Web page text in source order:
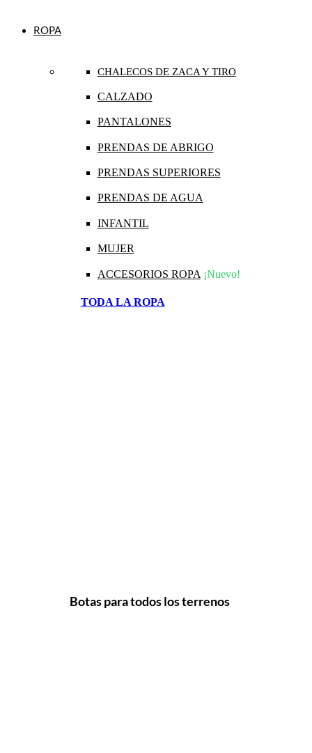
ROPA
CHALECOS DE ZACA Y TIRO
CALZADO
PANTALONES
PRENDAS DE ABRIGO
PRENDAS SUPERIORES
PRENDAS DE AGUA
INFANTIL
MUJER
ACCESORIOS ROPA ¡Nuevo!
TODA LA ROPA
Botas para todos los terrenos